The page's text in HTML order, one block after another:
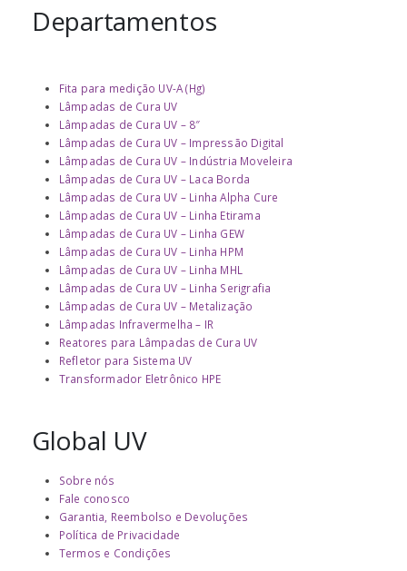
Departamentos
Fita para medição UV-A (Hg)
Lâmpadas de Cura UV
Lâmpadas de Cura UV – 8″
Lâmpadas de Cura UV – Impressão Digital
Lâmpadas de Cura UV – Indústria Moveleira
Lâmpadas de Cura UV – Laca Borda
Lâmpadas de Cura UV – Linha Alpha Cure
Lâmpadas de Cura UV – Linha Etirama
Lâmpadas de Cura UV – Linha GEW
Lâmpadas de Cura UV – Linha HPM
Lâmpadas de Cura UV – Linha MHL
Lâmpadas de Cura UV – Linha Serigrafia
Lâmpadas de Cura UV – Metalização
Lâmpadas Infravermelha – IR
Reatores para Lâmpadas de Cura UV
Refletor para Sistema UV
Transformador Eletrônico HPE
Global UV
Sobre nós
Fale conosco
Garantia, Reembolso e Devoluções
Política de Privacidade
Termos e Condições